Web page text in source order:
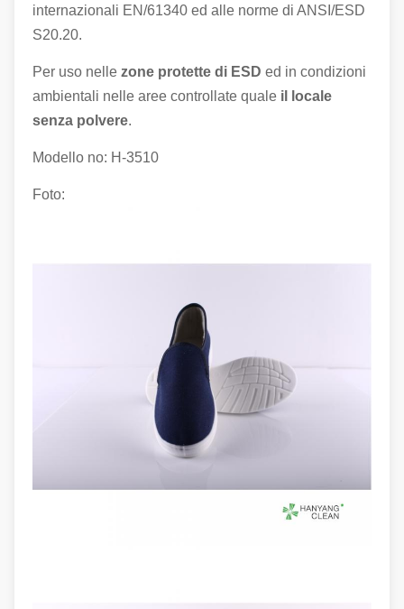
internazionali EN/61340 ed alle norme di ANSI/ESD
S20.20.
Per uso nelle zone protette di ESD ed in condizioni
ambientali nelle aree controllate quale il locale
senza polvere.
Modello no: H-3510
Foto: